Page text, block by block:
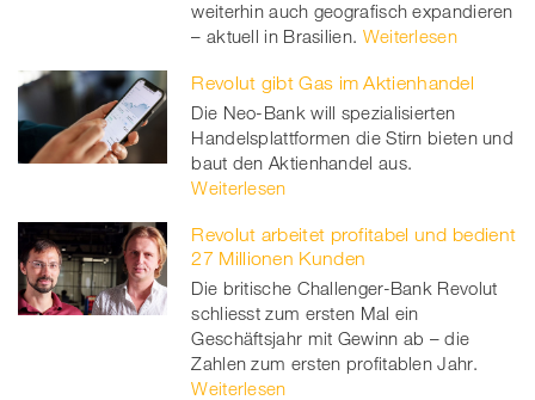
weiterhin auch geografisch expandieren
– aktuell in Brasilien. Weiterlesen
Revolut gibt Gas im Aktienhandel
Die Neo-Bank will spezialisierten
Handelsplattformen die Stirn bieten und
baut den Aktienhandel aus.
Weiterlesen
Revolut arbeitet profitabel und bedient
27 Millionen Kunden
Die britische Challenger-Bank Revolut
schliesst zum ersten Mal ein
Geschäftsjahr mit Gewinn ab – die
Zahlen zum ersten profitablen Jahr.
Weiterlesen